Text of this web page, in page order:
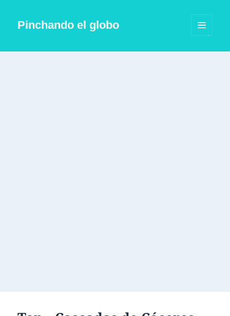
Pinchando el globo
WIDGETS